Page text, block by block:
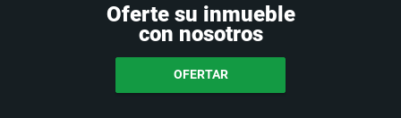
Oferte su inmueble
con nosotros
OFERTAR